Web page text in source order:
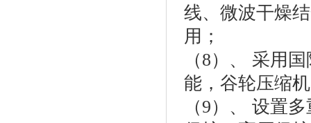
线、微波干燥
用；
（8）、 采用
能，谷轮压缩
（9）、 设置